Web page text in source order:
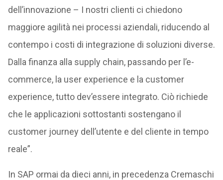
dell’innovazione – I nostri clienti ci chiedono
maggiore agilità nei processi aziendali, riducendo al
contempo i costi di integrazione di soluzioni diverse.
Dalla finanza alla supply chain, passando per l’e-
commerce, la user experience e la customer
experience, tutto dev’essere integrato. Ciò richiede
che le applicazioni sottostanti sostengano il
customer journey dell’utente e del cliente in tempo
reale”.
In SAP ormai da dieci anni, in precedenza Cremaschi